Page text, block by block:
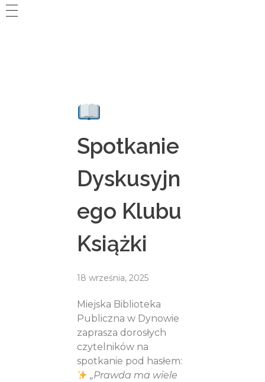
Spotkanie
Dyskusyjn
ego Klubu
Książki
18 września, 2025
Miejska Biblioteka
Publiczna w Dynowie
zaprasza dorosłych
czytelników na
spotkanie pod hasłem:
„Prawda ma wiele